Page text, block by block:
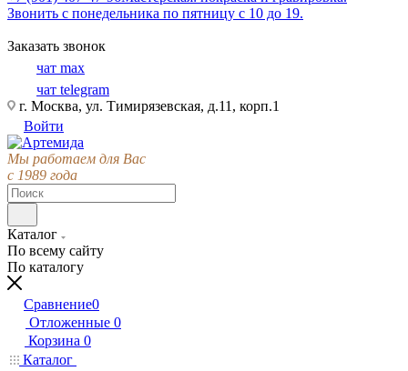
Звонить с понедельника по пятницу с 10 до 19.
Заказать звонок
чат max
чат telegram
г. Москва, ул. Тимирязевская, д.11, корп.1
Войти
Мы работаем для Вас
с 1989 года
Каталог
По всему сайту
По каталогу
Сравнение0
Отложенные 0
Корзина 0
Каталог